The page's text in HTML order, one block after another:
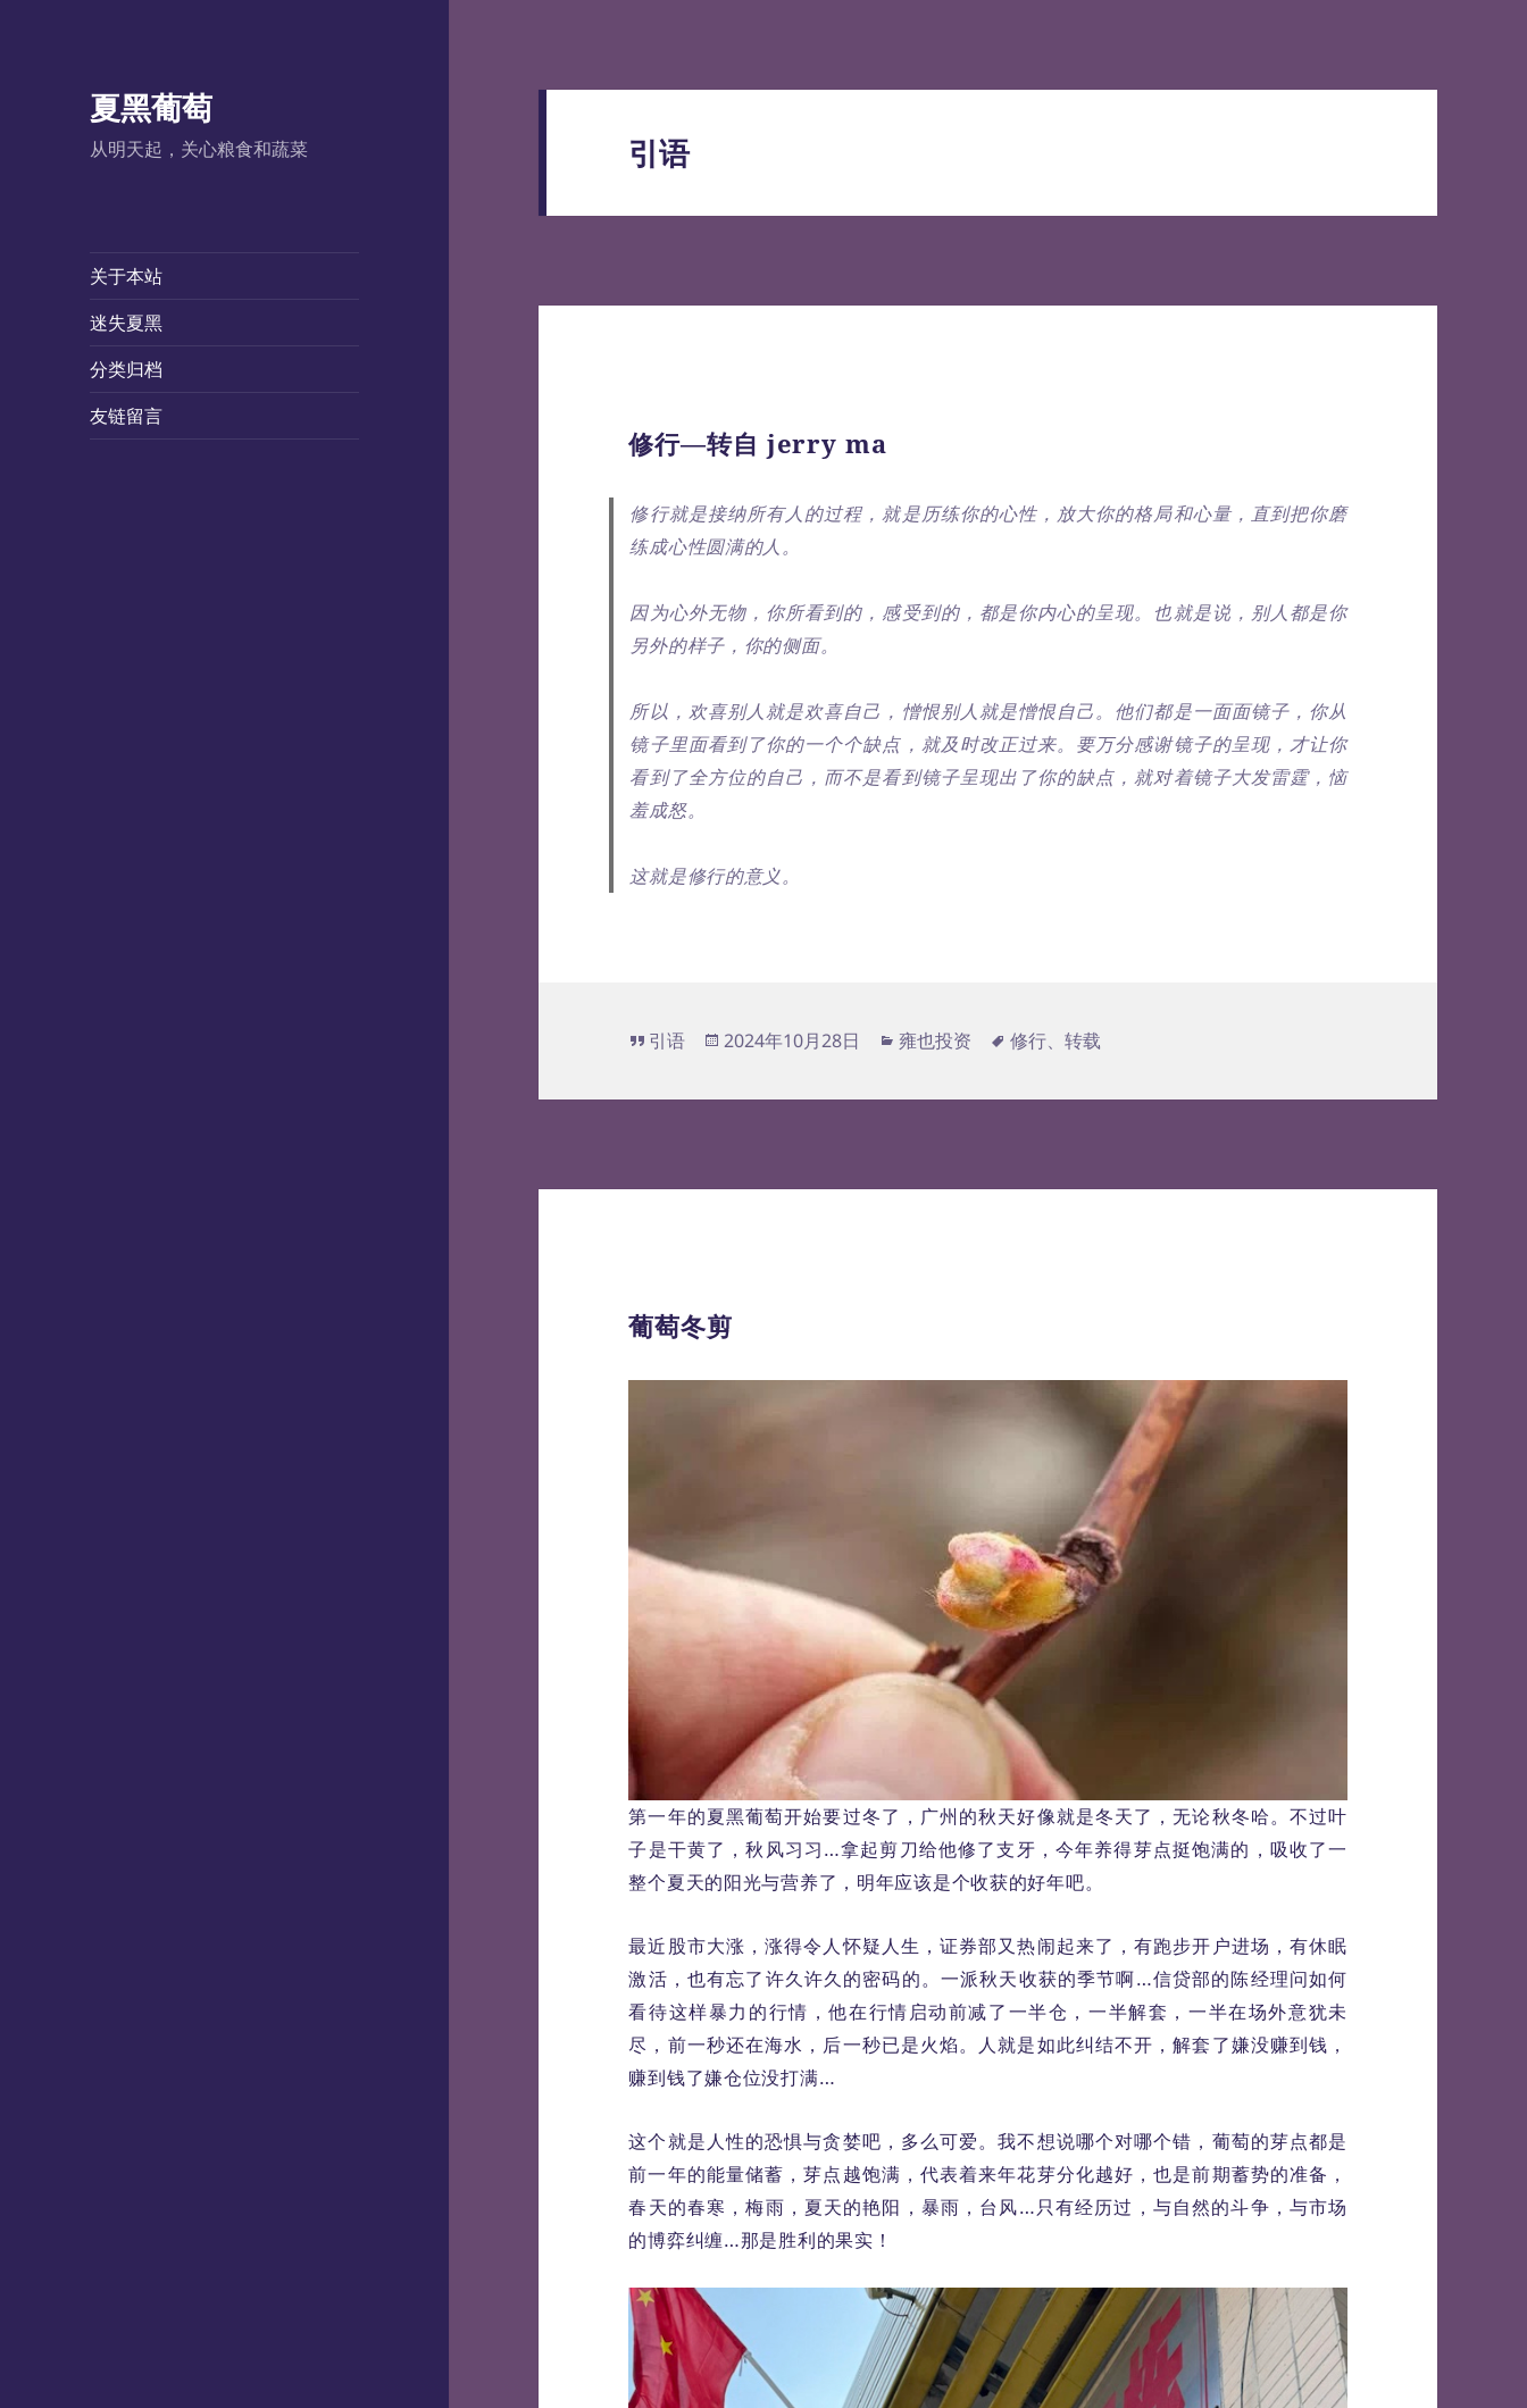
夏黑葡萄
从明天起，关心粮食和蔬菜
关于本站
迷失夏黑
分类归档
友链留言
引语
修行—转自 jerry ma
修行就是接纳所有人的过程，就是历练你的心性，放大你的格局和心量，直到把你磨
练成心性圆满的人。
因为心外无物，你所看到的，感受到的，都是你内心的呈现。也就是说，别人都是你
另外的样子，你的侧面。
所以，欢喜别人就是欢喜自己，憎恨别人就是憎恨自己。他们都是一面面镜子，你从
镜子里面看到了你的一个个缺点，就及时改正过来。要万分感谢镜子的呈现，才让你
看到了全方位的自己，而不是看到镜子呈现出了你的缺点，就对着镜子大发雷霆，恼
羞成怒。
这就是修行的意义。
格
引语
发
于
2024年10月28日
分
雍也投资
标
修行、转载
葡萄冬剪
第一年的夏黑葡萄开始要过冬了，广州的秋天好像就是冬天了，无论秋冬哈。不过叶
子是干黄了，秋风习习…拿起剪刀给他修了支牙，今年养得芽点挺饱满的，吸收了一
整个夏天的阳光与营养了，明年应该是个收获的好年吧。
最近股市大涨，涨得令人怀疑人生，证券部又热闹起来了，有跑步开户进场，有休眠
激活，也有忘了许久许久的密码的。一派秋天收获的季节啊…信贷部的陈经理问如何
看待这样暴力的行情，他在行情启动前减了一半仓，一半解套，一半在场外意犹未
尽，前一秒还在海水，后一秒已是火焰。人就是如此纠结不开，解套了嫌没赚到钱，
赚到钱了嫌仓位没打满…
这个就是人性的恐惧与贪婪吧，多么可爱。我不想说哪个对哪个错，葡萄的芽点都是
前一年的能量储蓄，芽点越饱满，代表着来年花芽分化越好，也是前期蓄势的准备，
春天的春寒，梅雨，夏天的艳阳，暴雨，台风…只有经历过，与自然的斗争，与市场
的博弈纠缠…那是胜利的果实！